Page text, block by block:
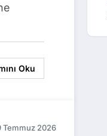
Oku
Temmuz 2026